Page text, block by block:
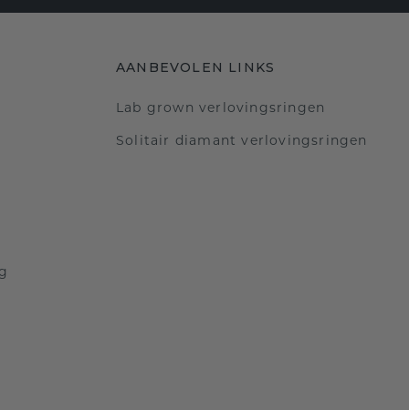
AANBEVOLEN LINKS
Lab grown verlovingsringen
Solitair diamant verlovingsringen